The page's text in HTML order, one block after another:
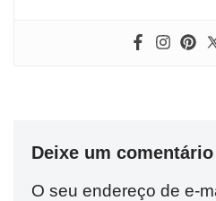
Deixe um comentário
O seu endereço de e-